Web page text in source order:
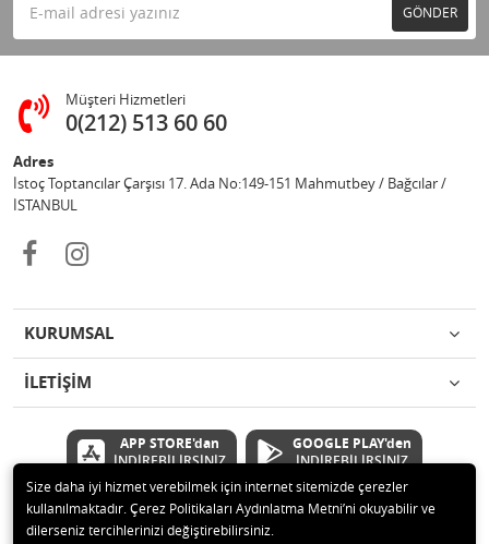
GÖNDER
Müşteri Hizmetleri
0(212) 513 60 60
Adres
İstoç Toptancılar Çarşısı 17. Ada No:149-151 Mahmutbey / Bağcılar /
İSTANBUL
KURUMSAL
İLETİŞİM
APP STORE'dan
İNDİREBİLİRSİNİZ
GOOGLE PLAY'den
İNDİREBİLİRSİNİZ
© 2020 Çetinkaya Elektronik Kırtasiye Oyuncak San ve Tic.Ltd.Şti Tüm
Size daha iyi hizmet verebilmek için internet sitemizde çerezler
kullanılmaktadır. Çerez Politikaları Aydınlatma Metni’ni okuyabilir ve
dilerseniz tercihlerinizi değiştirebilirsiniz.